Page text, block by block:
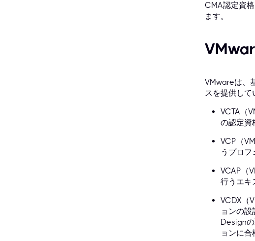
CMA認定資
ます。
VMwareは、
スを提供して
VCTA（
の認定資
VCP（
うプロフ
VCAP（
行うエキ
VCDX（
ョンの
Design
ョンに合